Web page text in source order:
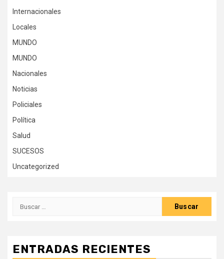
Internacionales
Locales
MUNDO
MUNDO
Nacionales
Noticias
Policiales
Política
Salud
SUCESOS
Uncategorized
Buscar:
ENTRADAS RECIENTES